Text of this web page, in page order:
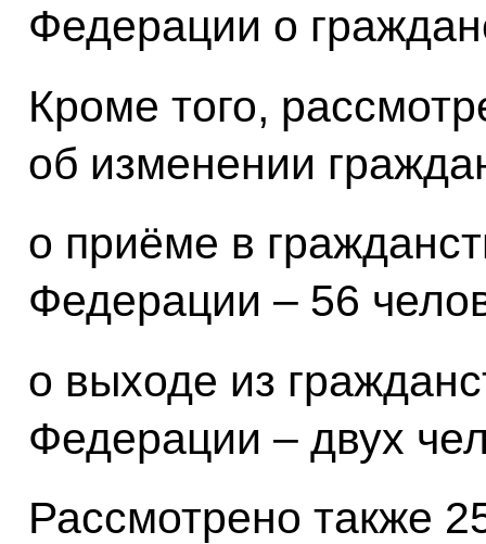
Федерации о
Кроме того,
об изменении
о приёме в
Федерации – 56
о выходе из
Федерации – двух
Рассмотрено также